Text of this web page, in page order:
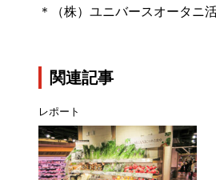
＊（株）ユニバースオータニ
関連記事
レポート